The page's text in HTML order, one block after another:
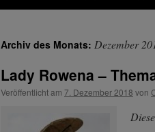
Archiv des Monats: Dezember
Lady Rowena –
Veröffentlicht am 7. Dezember 2018 von